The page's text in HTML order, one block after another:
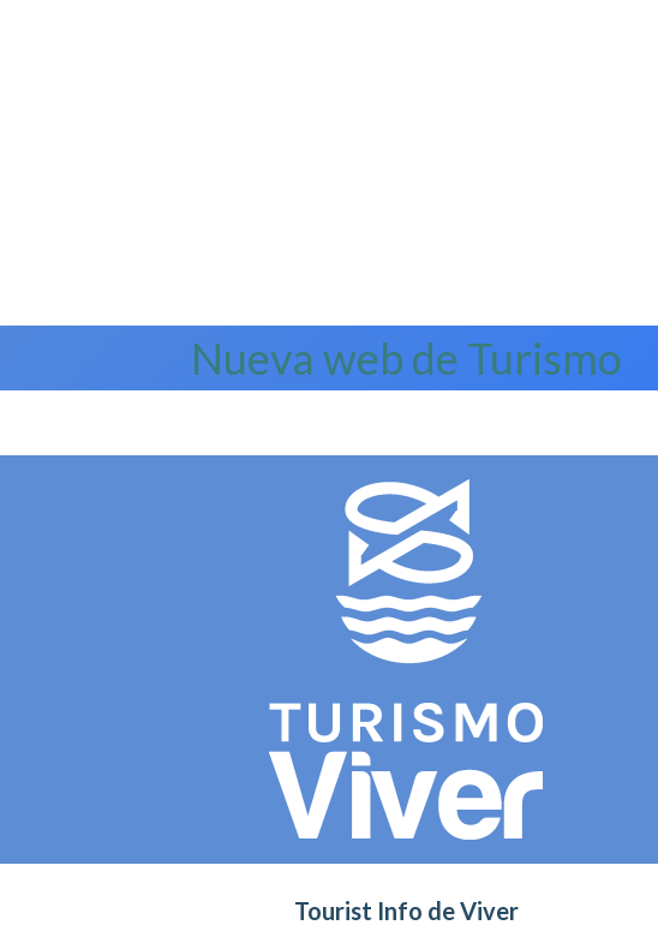
Nueva web de Turismo
Tourist Info de Viver